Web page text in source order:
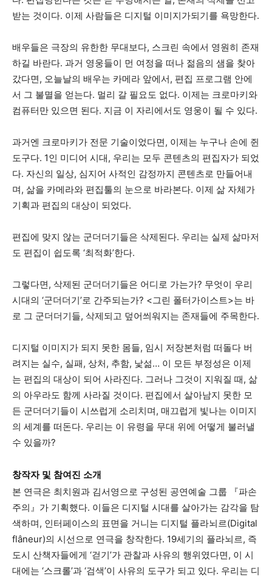
받는 것이다. 이제 사람들은 디지털 이미지가되기를 욕망한다.
배우들은 극장의 유한한 무대보다, 스크린 속에서 영원히 존재
하길 바란다. 과거 영웅들이 먼 여정을 떠나 젊음의 샘을 찾아
갔다면, 오늘날의 배우는 카메라 앞에서, 편집 프로그램 안에
서 그 불멸을 얻는다. 멀리 갈 필요도 없다. 이제는 크로마키와
컴퓨터만 있으면 된다. 지금 이 자리에서도 영웅이 될 수 있다.
과거엔 크로마키가 전문 기술이었다면, 이제는 누구나 손에 쥔
도구다. 1인 미디어 시대, 우리는 모두 콘텐츠의 편집자가 되었
다. 자신의 일상, 심지어 사적인 감정까지 콘텐츠로 만들어내
며, 삶을 카메라와 편집툴의 눈으로 바라본다. 이제 삶 자체가
기획과 편집의 대상이 되었다.
편집에 맞지 않는 군더더기들은 삭제된다. 우리는 실제 삶마저
도 편집이 쉽도록 ‘최적화’한다.
그렇다면, 삭제된 군더더기들은 어디로 가는가? 무엇이 우리
시대의 ‘군더더기’로 간주되는가? <그린 폴터가이스트>는 바
로 그 군더더기들, 삭제되고 덮어씌워지는 존재들에 주목한다.
디지털 이미지가 되지 못한 몸들, 임시 저장본처럼 떠돌다 버
려지는 실수, 실패, 상처, 추함, 낯섦… 이 모든 부정성은 이제
는 편집의 대상이 되어 사라진다. 그러나 그것이 지워질 때, 삶
의 아우라도 함께 사라질 것이다. 편집에서 살아남지 못한 모
든 군더더기들이 시쓰럽게 소리치며, 매끄럽게 빛나는 이미지
의 세계를 떠돈다. 우리는 이 유령을 무대 위에 어떻게 불러낼
수 있을까?
창작자 및 참여진 소개
본 연극은 최치원과 김서영으로 구성된 공연예술 그룹 『파손
주의』가 기획했다. 이들은 디지털 시대를 살아가는 감각을 탐
색하며, 인터페이스의 표면을 거니는 디지털 플라뇌르(Digital
flâneur)의 시선으로 연극을 창작한다. 19세기의 플라뇌르, 즉
도시 산책자들에게 ‘걷기’가 관찰과 사유의 행위였다면, 이 시
대에는 ‘스크롤’과 ‘검색’이 사유의 도구가 되고 있다. 우리는 디